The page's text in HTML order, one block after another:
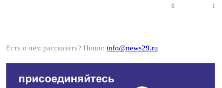
0 1
Есть о чём рассказать? Пиши: info@news29.ru